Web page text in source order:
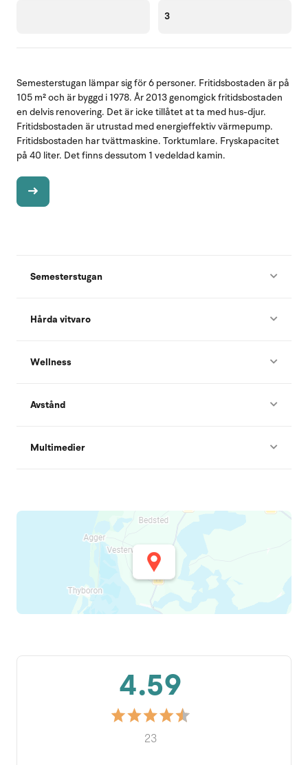
3
Semesterstugan lämpar sig för 6 personer. Fritidsbostaden är på
105 m² och är byggd i 1978. År 2013 genomgick fritidsbostaden
en delvis renovering. Det är icke tillåtet at ta med hus-djur.
Fritidsbostaden är utrustad med energieffektiv värmepump.
Fritidsbostaden har tvättmaskine. Torktumlare. Fryskapacitet
på 40 liter. Det finns dessutom 1 vedeldad kamin.
Semesterstugan
Hårda vitvaro
Wellness
Avstånd
Multimedier
4.59
23